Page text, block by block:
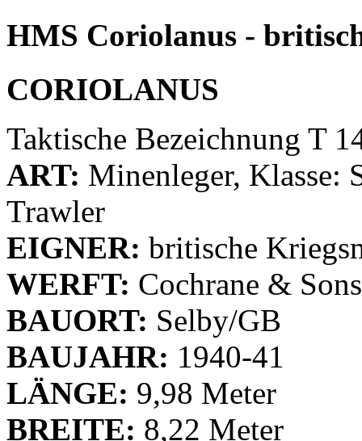
HMS Coriolanus -
CORIOLANUS
Taktische Bezeichnung T
ART: Minenleger, Klasse:
Trawler
EIGNER: britische
WERFT: Cochrane &
BAUORT: Selby/GB
BAUJAHR: 1940-41
LÄNGE: 9,98 Meter
BREITE: 8,22 Meter